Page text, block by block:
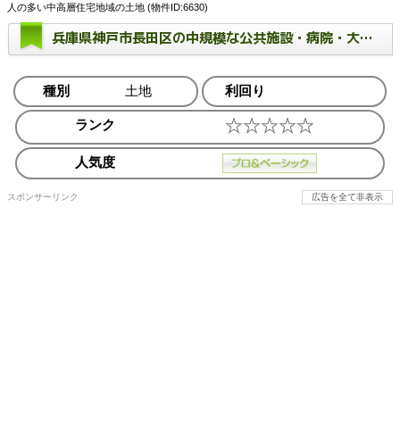
人の多い中高層住宅地域の土地 (物件ID:6630)
兵庫県神戸市長田区の中規模な公共施設・病院・大学がある住人の多い中高層住宅地域の土地
種別 土地 利回り
ランク
人気度
スポンサーリンク 広告を全て非表示